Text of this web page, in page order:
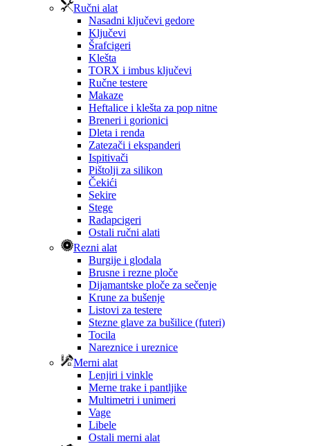
Ručni alat
Nasadni ključevi gedore
Ključevi
Šrafcigeri
Klešta
TORX i imbus ključevi
Ručne testere
Makaze
Heftalice i klešta za pop nitne
Breneri i gorionici
Dleta i renda
Zatezači i ekspanderi
Ispitivači
Pištolji za silikon
Čekići
Sekire
Stege
Radapcigeri
Ostali ručni alati
Rezni alat
Burgije i glodala
Brusne i rezne ploče
Dijamantske ploče za sečenje
Krune za bušenje
Listovi za testere
Stezne glave za bušilice (futeri)
Tocila
Nareznice i ureznice
Merni alat
Lenjiri i vinkle
Merne trake i pantljike
Multimetri i unimeri
Vage
Libele
Ostali merni alat